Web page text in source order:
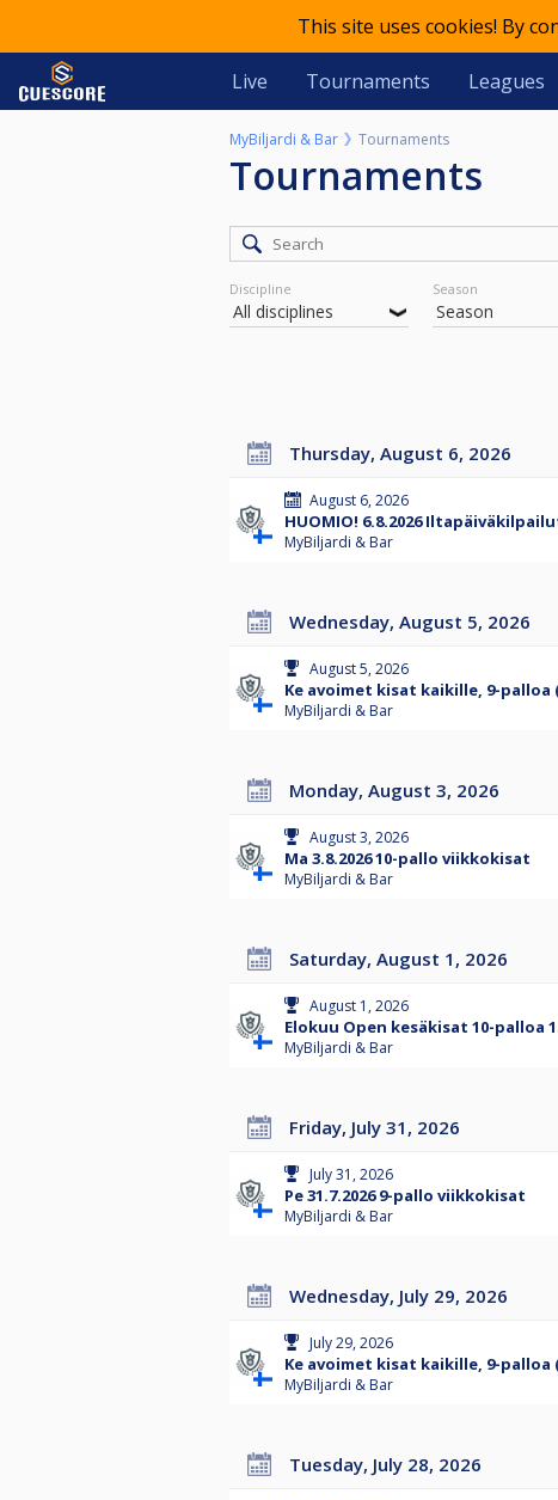
This site uses cookies! By
Live Tournaments Leagues
MyBiljardi & Bar Tournaments
Tournaments
Discipline Season
Thursday, August 6, 2026
August 6, 2026
HUOMIO! 6.8.2026
MyBiljardi & Bar
Wednesday, August 5, 2026
August 5, 2026
Ke avoimet kisat kaikille, 9-
MyBiljardi & Bar
Monday, August 3, 2026
August 3, 2026
Ma 3.8.2026 10-pallo viikkokisat
MyBiljardi & Bar
Saturday, August 1, 2026
August 1, 2026
Elokuu Open kesäkisat 10-palloa
MyBiljardi & Bar
Friday, July 31, 2026
July 31, 2026
Pe 31.7.2026 9-pallo viikkokisat
MyBiljardi & Bar
Wednesday, July 29, 2026
July 29, 2026
Ke avoimet kisat kaikille, 9-
MyBiljardi & Bar
Tuesday, July 28, 2026